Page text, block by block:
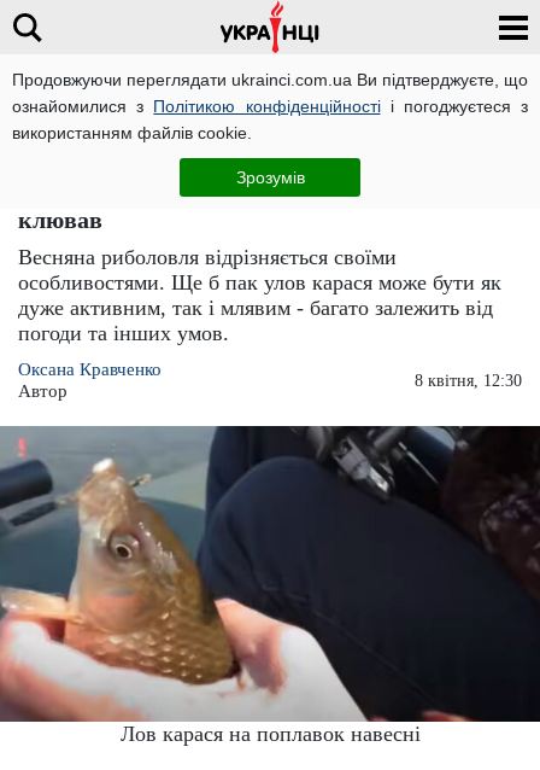
Продовжуючи переглядати ukrainci.com.ua Ви підтверджуєте, що
ознайомилися з Політикою конфіденційностіі погоджуєтеся з
використанням файлів cookie.
Зрозумів
Важливо
Вудка гнутиметься від улову: на що потрібно
ловити карася навесні, щоб він шикарно
клював
Весняна риболовля відрізняється своїми
особливостями. Ще б пак улов карася може бути як
дуже активним, так і млявим - багато залежить від
погоди та інших умов.
Оксана Кравченко
Автор
8 квітня, 12:30
Лов карася на поплавок навесні